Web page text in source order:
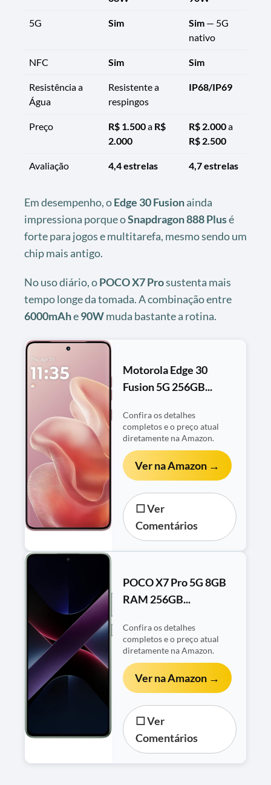
5G Sim Sim — 5G
nativo
NFC Sim Sim
Resistência a
Água
Resistente a
respingos
IP68/IP69
Preço R$ 1.500a R$
2.000
R$ 2.000a
R$ 2.500
Avaliação 4,4 estrelas 4,7 estrelas
Em desempenho, oEdge 30 Fusionainda
impressiona porque oSnapdragon 888 Plusé
forte para jogos e multitarefa, mesmo sendo um
chip mais antigo.
No uso diário, oPOCO X7 Prosustenta mais
tempo longe da tomada. A combinação entre
6000mAhe90Wmuda bastante a rotina.
Motorola Edge 30
Fusion 5G 256GB...
Confira os detalhes
completos e o preço atual
diretamente na Amazon.
Ver na Amazon →
☐ Ver
Comentários
POCO X7 Pro 5G 8GB
RAM 256GB...
Confira os detalhes
completos e o preço atual
diretamente na Amazon.
Ver na Amazon →
☐ Ver
Comentários